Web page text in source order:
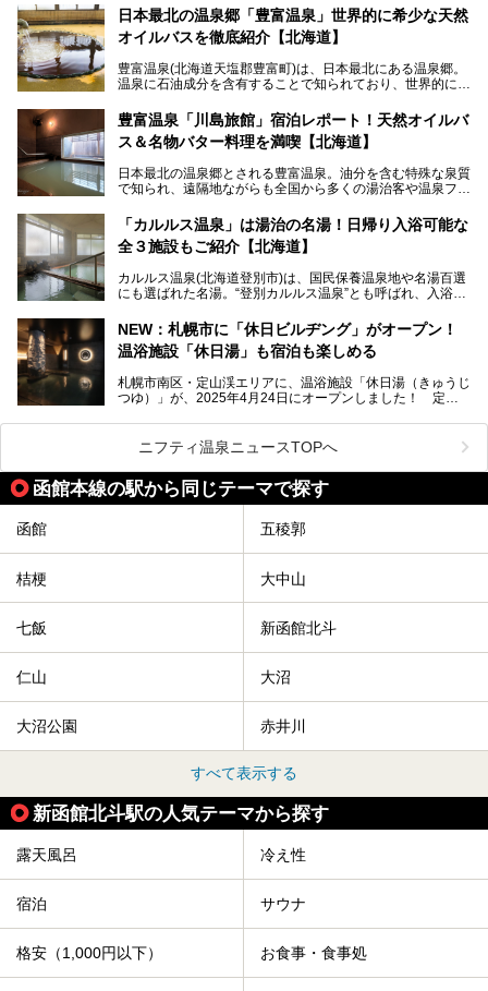
動拠点である北海道の銭湯「湯屋・サーモン」にて、メンズ
スキンケアブランド バルクオムの「ONE DAY KIT」を数量
限定でプレゼントいたします。
で、ぜひお試しください。※6月13日配布開始、なくなり次
第終了
───
提供元：株式会社バルクオム【PR】
この記事は株式会社バルクオム商品のPR記事です。
日本最北の温泉郷「豊富温泉」世界的に希少な天然
オイルバスを徹底紹介【北海道】
豊富温泉(北海道天塩郡豊富町)は、日本最北にある温泉郷。
温泉に石油成分を含有することで知られており、世界的にも
に特効があると言われ、遠隔地ながらも全国から湯治・療養
目的で多くの人々が訪れます。
地体験し、独自の視点で豊富温泉の“天然オイルバス”をレポ
ート。温泉地概要や日帰り入浴施設をはじめ、宿泊施設・ア
豊富温泉「川島旅館」宿泊レポート！天然オイルバ
ス＆名物バター料理を満喫【北海道】
日本最北の温泉郷とされる豊富温泉。油分を含む特殊な泉質
で知られ、遠隔地ながらも全国から多くの湯治客や温泉ファ
「川島旅館」は、豊富温泉の開湯当初から営業する老舗旅
館。とりわけ温泉の良さと名物のバター料理に定評があり、
の温泉や料理をはじめ、パブリックスペース・客室など宿の
全貌を徹底的にご紹介します！
「カルルス温泉」は湯治の名湯！日帰り入浴可能な
全３施設もご紹介【北海道】
カルルス温泉(北海道登別市)は、国民保養温泉地や名湯百選
にも選ばれた名湯。“登別カルルス温泉”とも呼ばれ、入浴剤
豊かな登別温泉とは対照的な存在で、今も湯治場的な要素が
残る閑静な温泉地です。
地体験し、カルルス温泉をご紹介。温泉地の概要や泉質解説
をはじめ、日帰り入浴可能な全３施設の紹介・周辺観光・ア
NEW：札幌市に「休日ビルヂング」がオープン！
温浴施設「休日湯」も宿泊も楽しめる
札幌市南区・定山渓エリアに、温浴施設「休日湯（きゅうじ
つゆ）」が、2025年4月24日にオープンしました！ 定山
この施設は、温泉・サウナの「休日湯」・ラウンジの「THE
LOUNGE DAYOF」・グルメ「休日洋麺店」・ホテル「エク
スクラメーションホテル」で構成された、まさに大人の癒し
空間。
今回は、そんな「休日ビルヂング」の魅力を5つのポイント
ニフティ温泉ニュースTOPへ
函館本線の駅から同じテーマで探す
函館 五稜郭
桔梗 大中山
七飯 新函館北斗
仁山 大沼
大沼公園 赤井川
すべて表示する
新函館北斗駅の人気テーマから探す
露天風呂 冷え性
宿泊 サウナ
格安（1,000円以下） お食事・食事処